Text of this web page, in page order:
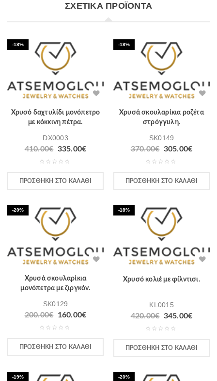
ΣΧΕΤΙΚΆ ΠΡΟΪΌΝΤΑ
-18%
Χρυσό δαχτυλίδι μονόπετρο
με κόκκινη πέτρα.
DX0003
410.00€ 335.00€
ΠΡΟΣΘΉΚΗ ΣΤΟ ΚΑΛΆΘΙ
-18%
Χρυσά σκουλαρίκια ροζέτα
στρόγγυλη.
SK0149
370.00€ 305.00€
ΠΡΟΣΘΉΚΗ ΣΤΟ ΚΑΛΆΘΙ
-20%
Χρυσά σκουλαρίκια
μονόπετρα με ζιργκόν.
SK0129
200.00€ 160.00€
ΠΡΟΣΘΉΚΗ ΣΤΟ ΚΑΛΆΘΙ
-18%
Χρυσό κολιέ με φίλντισι.
KL0015
420.00€ 345.00€
ΠΡΟΣΘΉΚΗ ΣΤΟ ΚΑΛΆΘΙ
-19% -20%